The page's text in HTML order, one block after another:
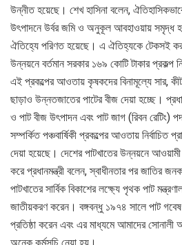
উন্নীত হয়েছে। শেখ হাসিনা বলেন,
উৎপাদনে উর্বর জমি ও অনুকূল আবহাওয়ায় সমৃদ্ধ
ঐতিহ্যে পরিণত হয়েছে। এ ঐতিহ্যকে টেকসই
উন্নয়নে বর্তমান সরকার ১৬৯ কোটি টাকার প্রকল্প
এই প্রকল্পের আওতায় কৃষকদের বিনামূল্যে সার,
ছাড়াও উন্নতজাতের পাটের বীজ দেয়া হচ্ছে।
ও পাট বীজ উৎপাদন এবং পাট জাগ (রিবন রেটিং)
সম্পর্কিত পঞ্চবার্ষিকী প্রকল্পের আওতায় নির্বাচিত
দেয়া হয়েছে। দেশের পাটখাতের উন্নয়নে আওয়ামী
করে প্রধানমন্ত্রী বলেন, স্বাধীনতার পর জাতির
পাটখাতের সার্বিক বিকাশের লক্ষ্যে পৃথক পাট
জাতীয়করণ করেন। বঙ্গবন্ধু ১৯৭৪ সালে পাট
প্রতিষ্ঠা করেন এবং এর মাধ্যমে আমাদের সোনালী